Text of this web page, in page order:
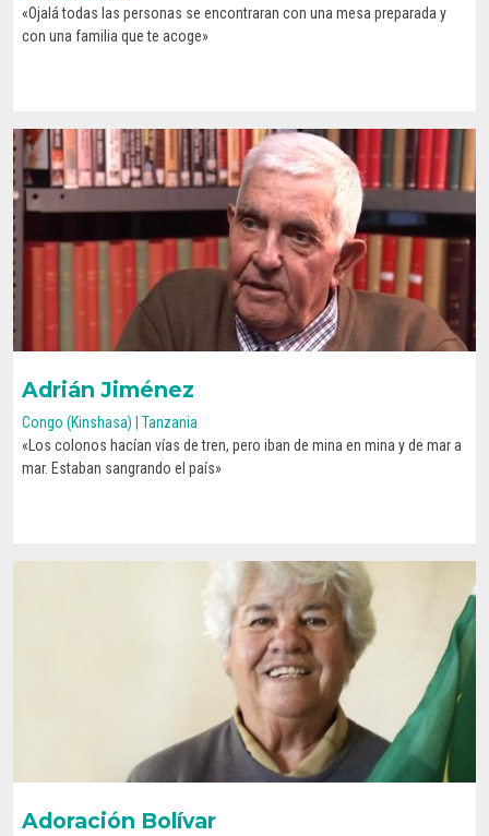
«Ojalá todas las personas se encontraran con una mesa preparada y
con una familia que te acoge»
CONOCE SU HISTORIA
Adrián Jiménez
Congo (Kinshasa) | Tanzania
«Los colonos hacían vías de tren, pero iban de mina en mina y de mar a
mar. Estaban sangrando el país»
CONOCE SU HISTORIA
Adoración Bolívar